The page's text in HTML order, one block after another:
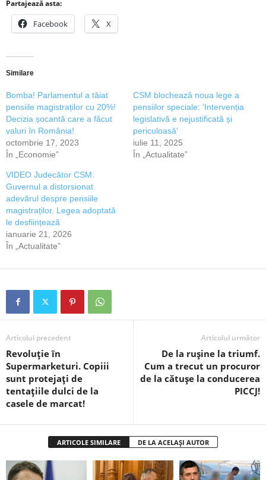
Partajează asta:
Facebook X
Similare
Bomba! Parlamentul a tăiat
pensiile magistraților cu 20%!
Decizia șocantă care a făcut
valuri în România!
octombrie 17, 2023
În „Economie”
CSM blochează noua lege a
pensiilor speciale: 'Intervenția
legislativă e nejustificată și
periculoasă'
iulie 11, 2025
În „Actualitate”
VIDEO Judecător CSM:
Guvernul a distorsionat
adevărul despre pensiile
magistraților. Legea adoptată
le desființează
ianuarie 21, 2026
În „Actualitate”
Articolul precedent
Revoluție în
Supermarketuri. Copiii
sunt protejați de
tentațiile dulci de la
casele de marcat!
Articolul următor
De la rușine la triumf.
Cum a trecut un procuror
de la cătușe la conducerea
PICCJ!
ARTICOLE SIMILARE DE LA ACELAȘI AUTOR